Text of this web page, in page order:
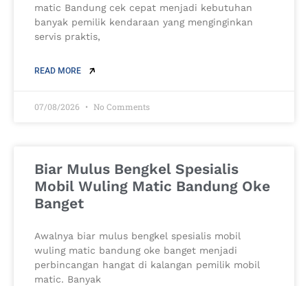
matic Bandung cek cepat menjadi kebutuhan
banyak pemilik kendaraan yang menginginkan
servis praktis,
READ MORE
07/08/2026 No Comments
Biar Mulus Bengkel Spesialis
Mobil Wuling Matic Bandung Oke
Banget
Awalnya biar mulus bengkel spesialis mobil
wuling matic bandung oke banget menjadi
perbincangan hangat di kalangan pemilik mobil
matic. Banyak